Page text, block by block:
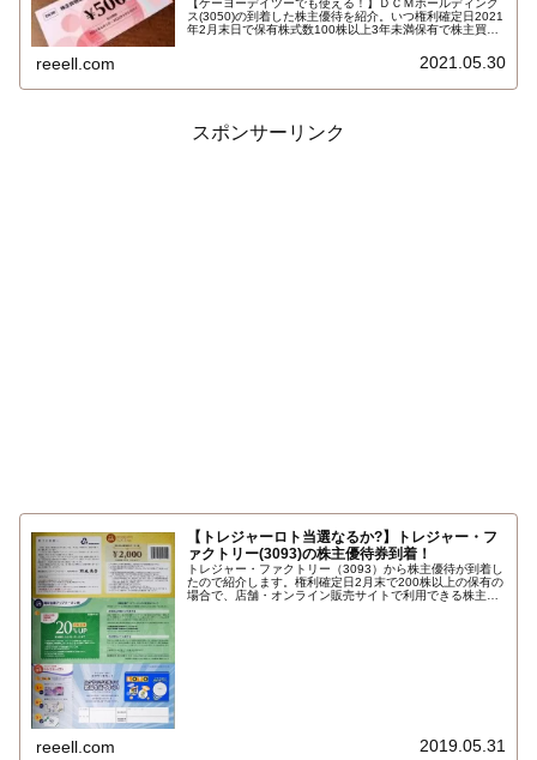
ス(3050)の到着した株主優待を紹介。いつ権利確定日2021
年2月末日で保有株式数100株以上3年未満保有で株主買物
ホーマック・サンワ・くろがねや、ホーマックニコット、
reeell.com 2021.05.30
スポンサーリンク
【トレジャーロト当選なるか?】トレジャー・フ
ァクトリー(3093)の株主優待券到着！
トレジャー・ファクトリー（3093）から株主優待が到着し
たので紹介します。権利確定日2月末で200株以上の保有の
場合で、店舗・オンライン販売サイトで利用できる株主ご
reeell.com 2019.05.31